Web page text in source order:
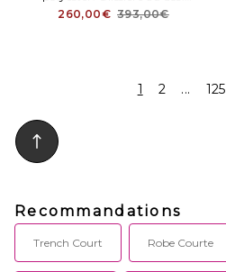
Manches bouffantes. Crêpe
260,00€ 393,00€
1 2 ... 125
Recommandations
Trench Court Robe Courte